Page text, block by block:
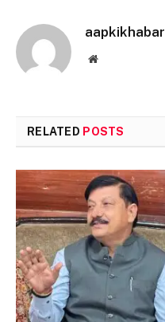
aapkikhabar
Website
RELATED POSTS